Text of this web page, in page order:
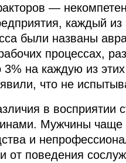
—
каждый
были названы
процессах,
на каждую из
что не
в восприятии
Мужчины чаще
и
поведения